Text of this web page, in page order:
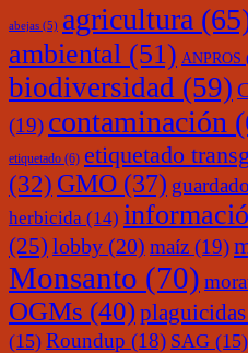
abejas (5) agricultura
ambiental (51) ANPROS
biodiversidad (59)
(19) contaminación
etiquetado (6) etiquetado
(32) GMO (37)
herbicida (14)
(25) lobby (20) maíz (19)
Monsanto (70)
OGMs (40)plaguicidas
(15) Roundup (18) SAG (15)